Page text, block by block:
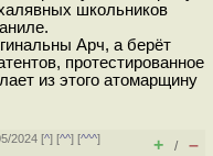
школьников
Арч, а берёт
протестированное
из этого атомарщину
2024 [^] [^^] [^^^]
+ / –